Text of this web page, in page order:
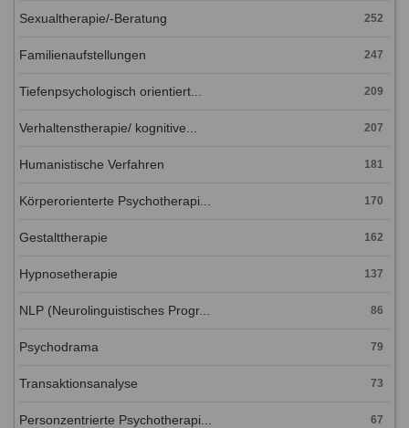
Sexualtherapie/-Beratung 252
Familienaufstellungen 247
Tiefenpsychologisch orientiert... 209
Verhaltenstherapie/ kognitive... 207
Humanistische Verfahren 181
Körperorienterte Psychotherapi... 170
Gestalttherapie 162
Hypnosetherapie 137
NLP (Neurolinguistisches Progr... 86
Psychodrama 79
Transaktionsanalyse 73
Personzentrierte Psychotherapi... 67